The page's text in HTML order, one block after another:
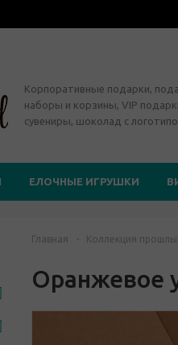
Корпоративные подарки,
наборы и корзины, VIP
сувениры, шоколад с
ЕЛОЧНЫЕ ИГРУШКИ
Главная - Коллекция
Оранжевое